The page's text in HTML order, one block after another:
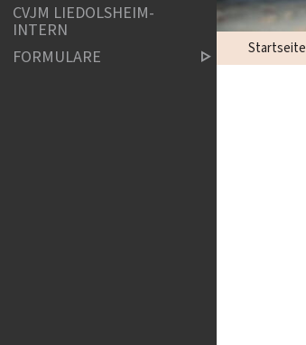
Startseite
CVJM LIEDOLSHEIM-
INTERN
FORMULARE